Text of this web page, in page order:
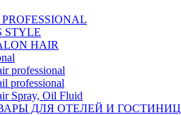
STYLE
HAIR
professional
professional
Spray, Oil Fluid
ДЛЯ ОТЕЛЕЙ И ГОСТИНИЦ